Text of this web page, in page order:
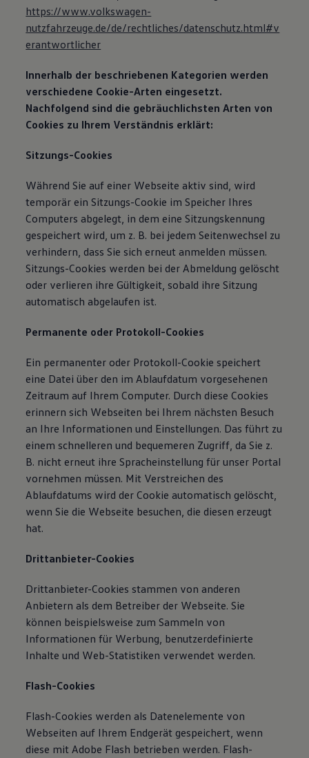
https://www.volkswagen-
nutzfahrzeuge.de/de/rechtliches/datenschutz.html#v
erantwortlicher
Innerhalb der beschriebenen Kategorien werden
verschiedene Cookie-Arten eingesetzt.
Nachfolgend sind die gebräuchlichsten Arten von
Cookies zu Ihrem Verständnis erklärt:
Sitzungs-Cookies
Während Sie auf einer Webseite aktiv sind, wird
temporär ein Sitzungs-Cookie im Speicher Ihres
Computers abgelegt, in dem eine Sitzungskennung
gespeichert wird, um z. B. bei jedem Seitenwechsel zu
verhindern, dass Sie sich erneut anmelden müssen.
Sitzungs-Cookies werden bei der Abmeldung gelöscht
oder verlieren ihre Gültigkeit, sobald ihre Sitzung
automatisch abgelaufen ist.
Permanente oder Protokoll-Cookies
Ein permanenter oder Protokoll-Cookie speichert
eine Datei über den im Ablaufdatum vorgesehenen
Zeitraum auf Ihrem Computer. Durch diese Cookies
erinnern sich Webseiten bei Ihrem nächsten Besuch
an Ihre Informationen und Einstellungen. Das führt zu
einem schnelleren und bequemeren Zugriff, da Sie z.
B. nicht erneut ihre Spracheinstellung für unser Portal
vornehmen müssen. Mit Verstreichen des
Ablaufdatums wird der Cookie automatisch gelöscht,
wenn Sie die Webseite besuchen, die diesen erzeugt
hat.
Drittanbieter-Cookies
Drittanbieter-Cookies stammen von anderen
Anbietern als dem Betreiber der Webseite. Sie
können beispielsweise zum Sammeln von
Informationen für Werbung, benutzerdefinierte
Inhalte und Web-Statistiken verwendet werden.
Flash-Cookies
Flash-Cookies werden als Datenelemente von
Webseiten auf Ihrem Endgerät gespeichert, wenn
diese mit Adobe Flash betrieben werden. Flash-